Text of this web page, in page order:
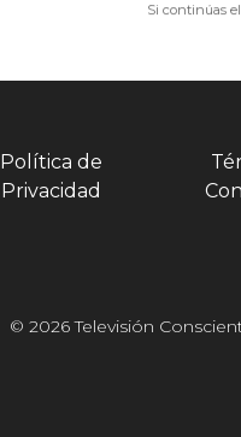
Si continúas
Política de
Privacidad
© 2026 Televisión